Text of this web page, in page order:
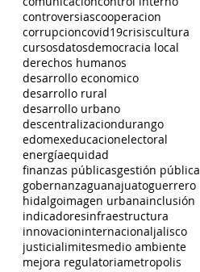
controversiascooperacion
corrupcioncovid19crisiscultura
cursosdatosdemocracia local
derechos humanos
desarrollo economico
desarrollo rural
desarrollo urbano
descentralizaciondurango
edomexeducacionelectoral
energíaequidad
finanzas públicasgestión pública
gobernanzaguanajuatoguerrero
hidalgoimagen urbanainclusión
indicadoresinfraestructura
innovacioninternacionaljalisco
justicialimitesmedio ambiente
mejora regulatoriametropolis